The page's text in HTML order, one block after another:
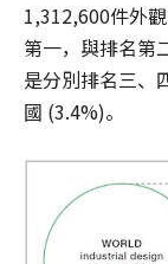
1,312,600件外
第一，與排名第
是分別排名三、
國 (3.4%)。